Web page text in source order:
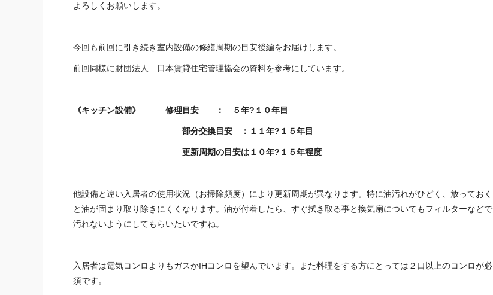
よろしくお願いします。
今回も前回に引き続き室内設備の修繕周期の目安後編をお届けします。
前回同様に財団法人 日本賃貸住宅管理協会の資料を参考にしています。
《キッチン設備》 修理目安 ： ５年?１０年目
部分交換目安 ：１１年?１５年目
更新周期の目安は１０年?１５年程度
他設備と違い入居者の使用状況（お掃除頻度）により更新周期が異なります。特に油汚れがひどく、放っておく
と油が固まり取り除きにくくなります。油が付着したら、すぐ拭き取る事と換気扇についてもフィルターなどで
汚れないようにしてもらいたいですね。
入居者は電気コンロよりもガスかIHコンロを望んでいます。また料理をする方にとっては２口以上のコンロが必
須です。